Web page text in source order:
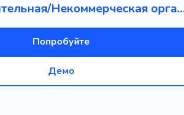
Благотворительная/
Попробуйте
Демо